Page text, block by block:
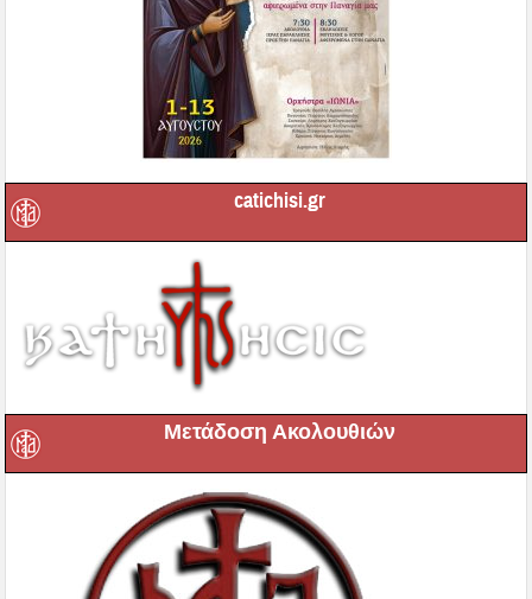
Μετάδοση Ακολουθιών
Βρεφονηπιακός Σταθμός ΙΜΔ